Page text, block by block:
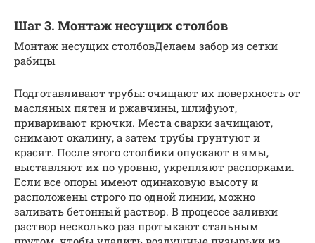
Шаг 3. Монтаж несущих столбов
Монтаж несущих столбовДелаем забор из сетки
рабицы
Подготавливают трубы: очищают их поверхность от
масляных пятен и ржавчины, шлифуют,
приваривают крючки. Места сварки зачищают,
снимают окалину, а затем трубы грунтуют и
красят. После этого столбики опускают в ямы,
выставляют их по уровню, укрепляют распорками.
Если все опоры имеют одинаковую высоту и
расположены строго по одной линии, можно
заливать бетонный раствор. В процессе заливки
раствор несколько раз протыкают стальным